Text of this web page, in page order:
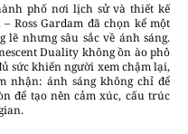
phố nơi lịch sử và thiết kế
Ross Gardam đã chọn kể một
lẽ nhưng sâu sắc về ánh sáng.
Duality không ồn ào phô
sức khiến người xem chậm lại,
nhận: ánh sáng không chỉ để
để tạo nên cảm xúc, cấu trúc